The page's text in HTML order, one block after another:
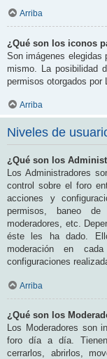
Arriba
¿Qué son los iconos
Son imágenes elegidas
mismo. La posibilidad
permisos otorgados por
Arriba
Niveles de
¿Qué son los
Los Administradores
control sobre el foro
acciones y
permisos, baneo
moderadores, etc.
éste les ha dado.
moderación en
configuraciones
Arriba
¿Qué son los
Los Moderadores son
foro día a día.
cerrarlos, abrirlos,